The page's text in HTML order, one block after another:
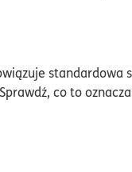
standardowa
co to